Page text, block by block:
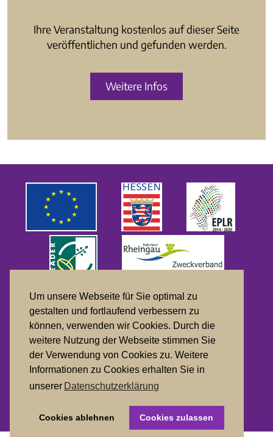
Um unsere Webseite für Sie optimal zu
gestalten und fortlaufend verbessern zu
können, verwenden wir Cookies. Durch die
weitere Nutzung der Webseite stimmen Sie
der Verwendung von Cookies zu. Weitere
Informationen zu Cookies erhalten Sie in
unserer Datenschutzerklärung
Cookies ablehnen Cookies zulassen
Ihre Veranstaltung kostenlos auf dieser Seite
veröffentlichen und gefunden werden.
Weitere Infos
Datenschutz
Impressum